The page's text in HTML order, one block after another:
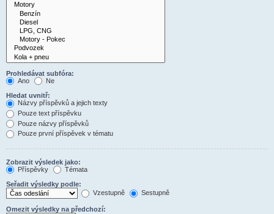
Prohledávat subfóra:
Ano
Ne
Hledat uvnitř:
Názvy příspěvků a jejich texty
Pouze text příspěvku
Pouze názvy příspěvků
Pouze první příspěvek v tématu
Zobrazit výsledek jako:
Příspěvky
Témata
Seřadit výsledky podle:
Vzestupně
Sestupně
Omezit výsledky na předchozí: